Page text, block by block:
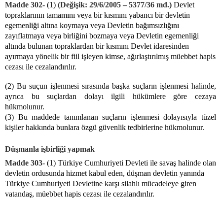
Madde 302- (1) (Değişik: 29/6/2005 – 5377/36 md.) Devlet
topraklarının tamamını veya bir kısmını yabancı bir devletin
egemenliği altına koymaya veya Devletin bağımsızlığını
zayıflatmaya veya birliğini bozmaya veya Devletin egemenliği
altında bulunan topraklardan bir kısmını Devlet idaresinden
ayırmaya yönelik bir fiil işleyen kimse, ağırlaştırılmış müebbet hapis
cezası ile cezalandırılır.
(2) Bu suçun işlenmesi sırasında başka suçların işlenmesi halinde,
ayrıca bu suçlardan dolayı ilgili hükümlere göre cezaya
hükmolunur.
(3) Bu maddede tanımlanan suçların işlenmesi dolayısıyla tüzel
kişiler hakkında bunlara özgü güvenlik tedbirlerine hükmolunur.
Düşmanla işbirliği yapmak
Madde 303- (1) Türkiye Cumhuriyeti Devleti ile savaş halinde olan
devletin ordusunda hizmet kabul eden, düşman devletin yanında
Türkiye Cumhuriyeti Devletine karşı silahlı mücadeleye giren
vatandaş, müebbet hapis cezası ile cezalandırılır.